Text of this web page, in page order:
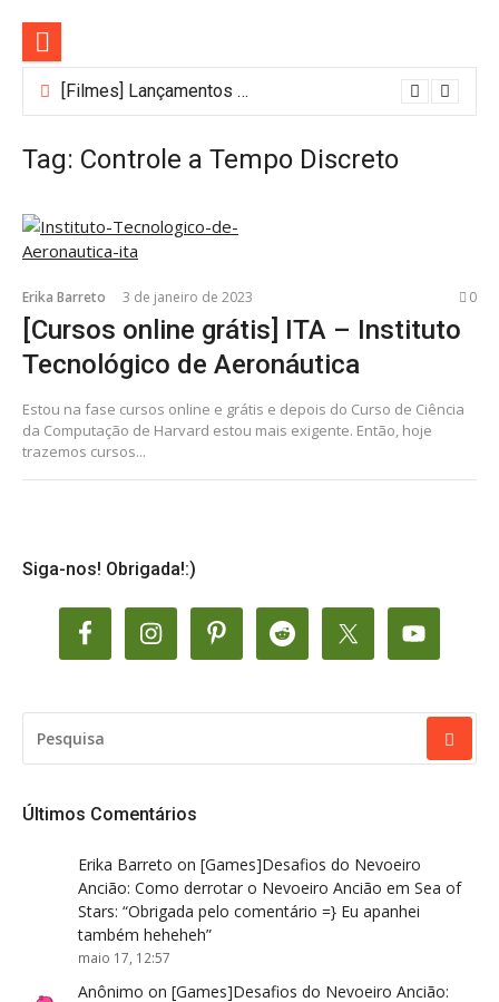
conteúdo
[Filmes] Lançamentos de agosto no Adrenalina Pura+ trazem ação e suspense
Tag: Controle a Tempo Discreto
Erika Barreto 3 de janeiro de 2023 0
[Cursos online grátis] ITA – Instituto
Tecnológico de Aeronáutica
Estou na fase cursos online e grátis e depois do Curso de Ciência
da Computação de Harvard estou mais exigente. Então, hoje
trazemos cursos...
Siga-nos! Obrigada!:)
POR:
Últimos Comentários
Erika Barreto on [Games]Desafios do Nevoeiro
Ancião: Como derrotar o Nevoeiro Ancião em Sea of
Stars: “Obrigada pelo comentário =} Eu apanhei
também heheheh”
maio 17, 12:57
Anônimo on [Games]Desafios do Nevoeiro Ancião: